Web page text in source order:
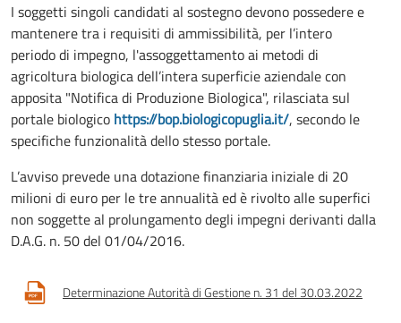
I soggetti singoli candidati al sostegno devono possedere e
mantenere tra i requisiti di ammissibilità, per l’intero
periodo di impegno, l'assoggettamento ai metodi di
agricoltura biologica dell’intera superficie aziendale con
apposita "Notifica di Produzione Biologica", rilasciata sul
portale biologico https://bop.biologicopuglia.it/, secondo le
specifiche funzionalità dello stesso portale.
L’avviso prevede una dotazione finanziaria iniziale di 20
milioni di euro per le tre annualità ed è rivolto alle superfici
non soggette al prolungamento degli impegni derivanti dalla
D.A.G. n. 50 del 01/04/2016.
Determinazione Autorità di Gestione n. 31 del 30.03.2022